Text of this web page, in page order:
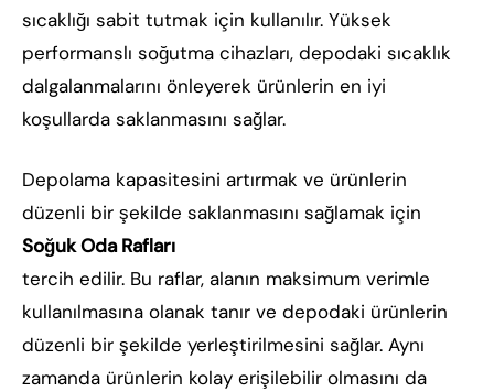
sıcaklığı sabit tutmak için kullanılır. Yüksek
performanslı soğutma cihazları, depodaki sıcaklık
dalgalanmalarını önleyerek ürünlerin en iyi
koşullarda saklanmasını sağlar.
Depolama kapasitesini artırmak ve ürünlerin
düzenli bir şekilde saklanmasını sağlamak için
Soğuk Oda Rafları
tercih edilir. Bu raflar, alanın maksimum verimle
kullanılmasına olanak tanır ve depodaki ürünlerin
düzenli bir şekilde yerleştirilmesini sağlar. Aynı
zamanda ürünlerin kolay erişilebilir olmasını da